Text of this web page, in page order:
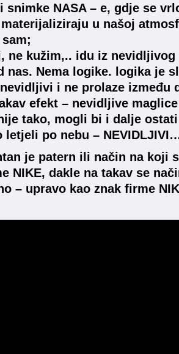
snimke NASA – e, gdje se
u našoj
ne kužim,.. idu iz
nas. Nema logike. logika je
i ne prolaze između
efekt – nevidljive
tako, mogli bi i dalje
letjeli po nebu –
je patern ili način na koji
NIKE, dakle na takav se
– upravo kao znak firme